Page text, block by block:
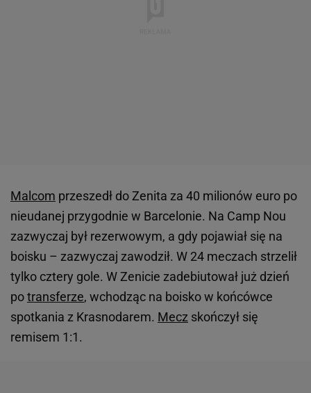
Malcom przeszedł do Zenita za 40 milionów euro po
nieudanej przygodnie w Barcelonie. Na Camp Nou
zazwyczaj był rezerwowym, a gdy pojawiał się na
boisku – zazwyczaj zawodził. W 24 meczach strzelił
tylko cztery gole. W Zenicie zadebiutował już dzień
potransferze, wchodząc na boisko w końcówce
spotkania z Krasnodarem. Mecz skończył się
remisem 1:1.